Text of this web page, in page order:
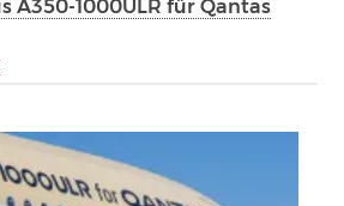
A350-1000ULR für Qantas